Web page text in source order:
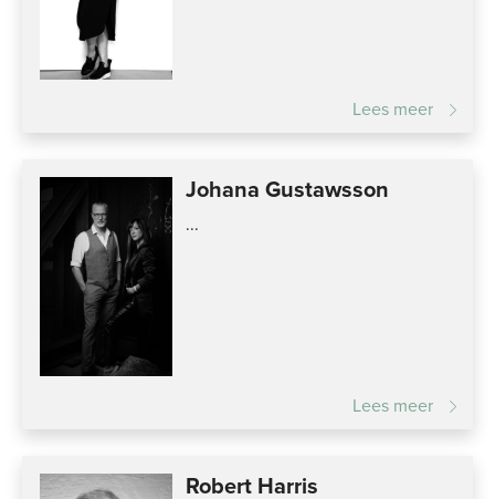
Lees meer
Johana Gustawsson
...
Lees meer
Robert Harris